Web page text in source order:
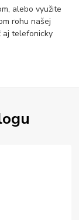
alebo využite
rohu našej
aj telefonicky